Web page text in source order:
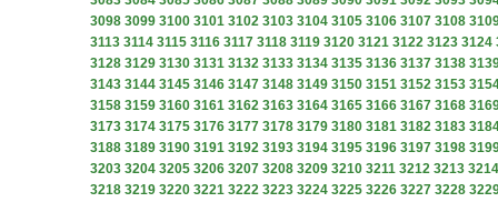
3098 3099 3100 3101 3102 3103 3104 3105 3106 3107 3108
3113 3114 3115 3116 3117 3118 3119 3120 3121 3122 3123 3124
3128 3129 3130 3131 3132 3133 3134 3135 3136 3137 3138
3143 3144 3145 3146 3147 3148 3149 3150 3151 3152 3153
3158 3159 3160 3161 3162 3163 3164 3165 3166 3167 3168
3173 3174 3175 3176 3177 3178 3179 3180 3181 3182 3183
3188 3189 3190 3191 3192 3193 3194 3195 3196 3197 3198
3203 3204 3205 3206 3207 3208 3209 3210 3211 3212 3213 3214
3218 3219 3220 3221 3222 3223 3224 3225 3226 3227 3228